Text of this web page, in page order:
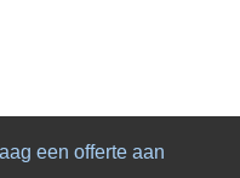
een offerte aan